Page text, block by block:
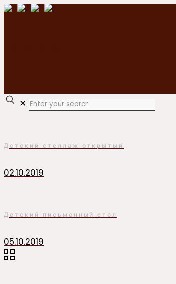
✕
Детский стеллаж открытый
02.10.2019
Детский письменный стол
05.10.2019